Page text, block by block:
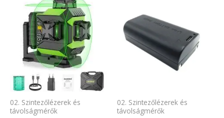
02. Szintezőlézerek és
távolságmérők
02. Szintezőlézerek és
távolságmérők